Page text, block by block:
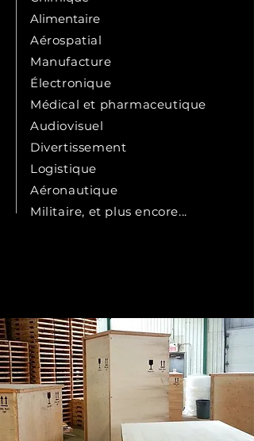
Alimentaire
Aérospatial
Manufacture
Électronique
Médical et pharmaceutique
Audiovisuel
Divertissement
Logistique
Aéronautique
Militaire, et plus encore...